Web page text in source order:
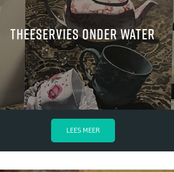
Theeservies onder water
LEES MEER